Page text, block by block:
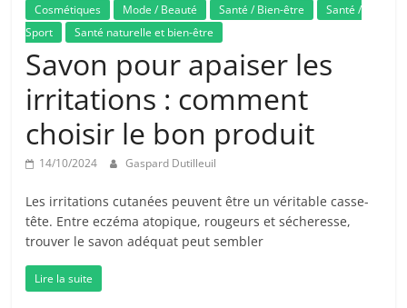
Cosmétiques Mode / Beauté Santé / Bien-être
Santé /
Sport
Santé naturelle et bien-être
Savon pour apaiser les
irritations : comment
choisir le bon produit
14/10/2024 Gaspard Dutilleuil
Les irritations cutanées peuvent être un véritable casse-
tête. Entre eczéma atopique, rougeurs et sécheresse,
trouver le savon adéquat peut sembler
Lire la suite